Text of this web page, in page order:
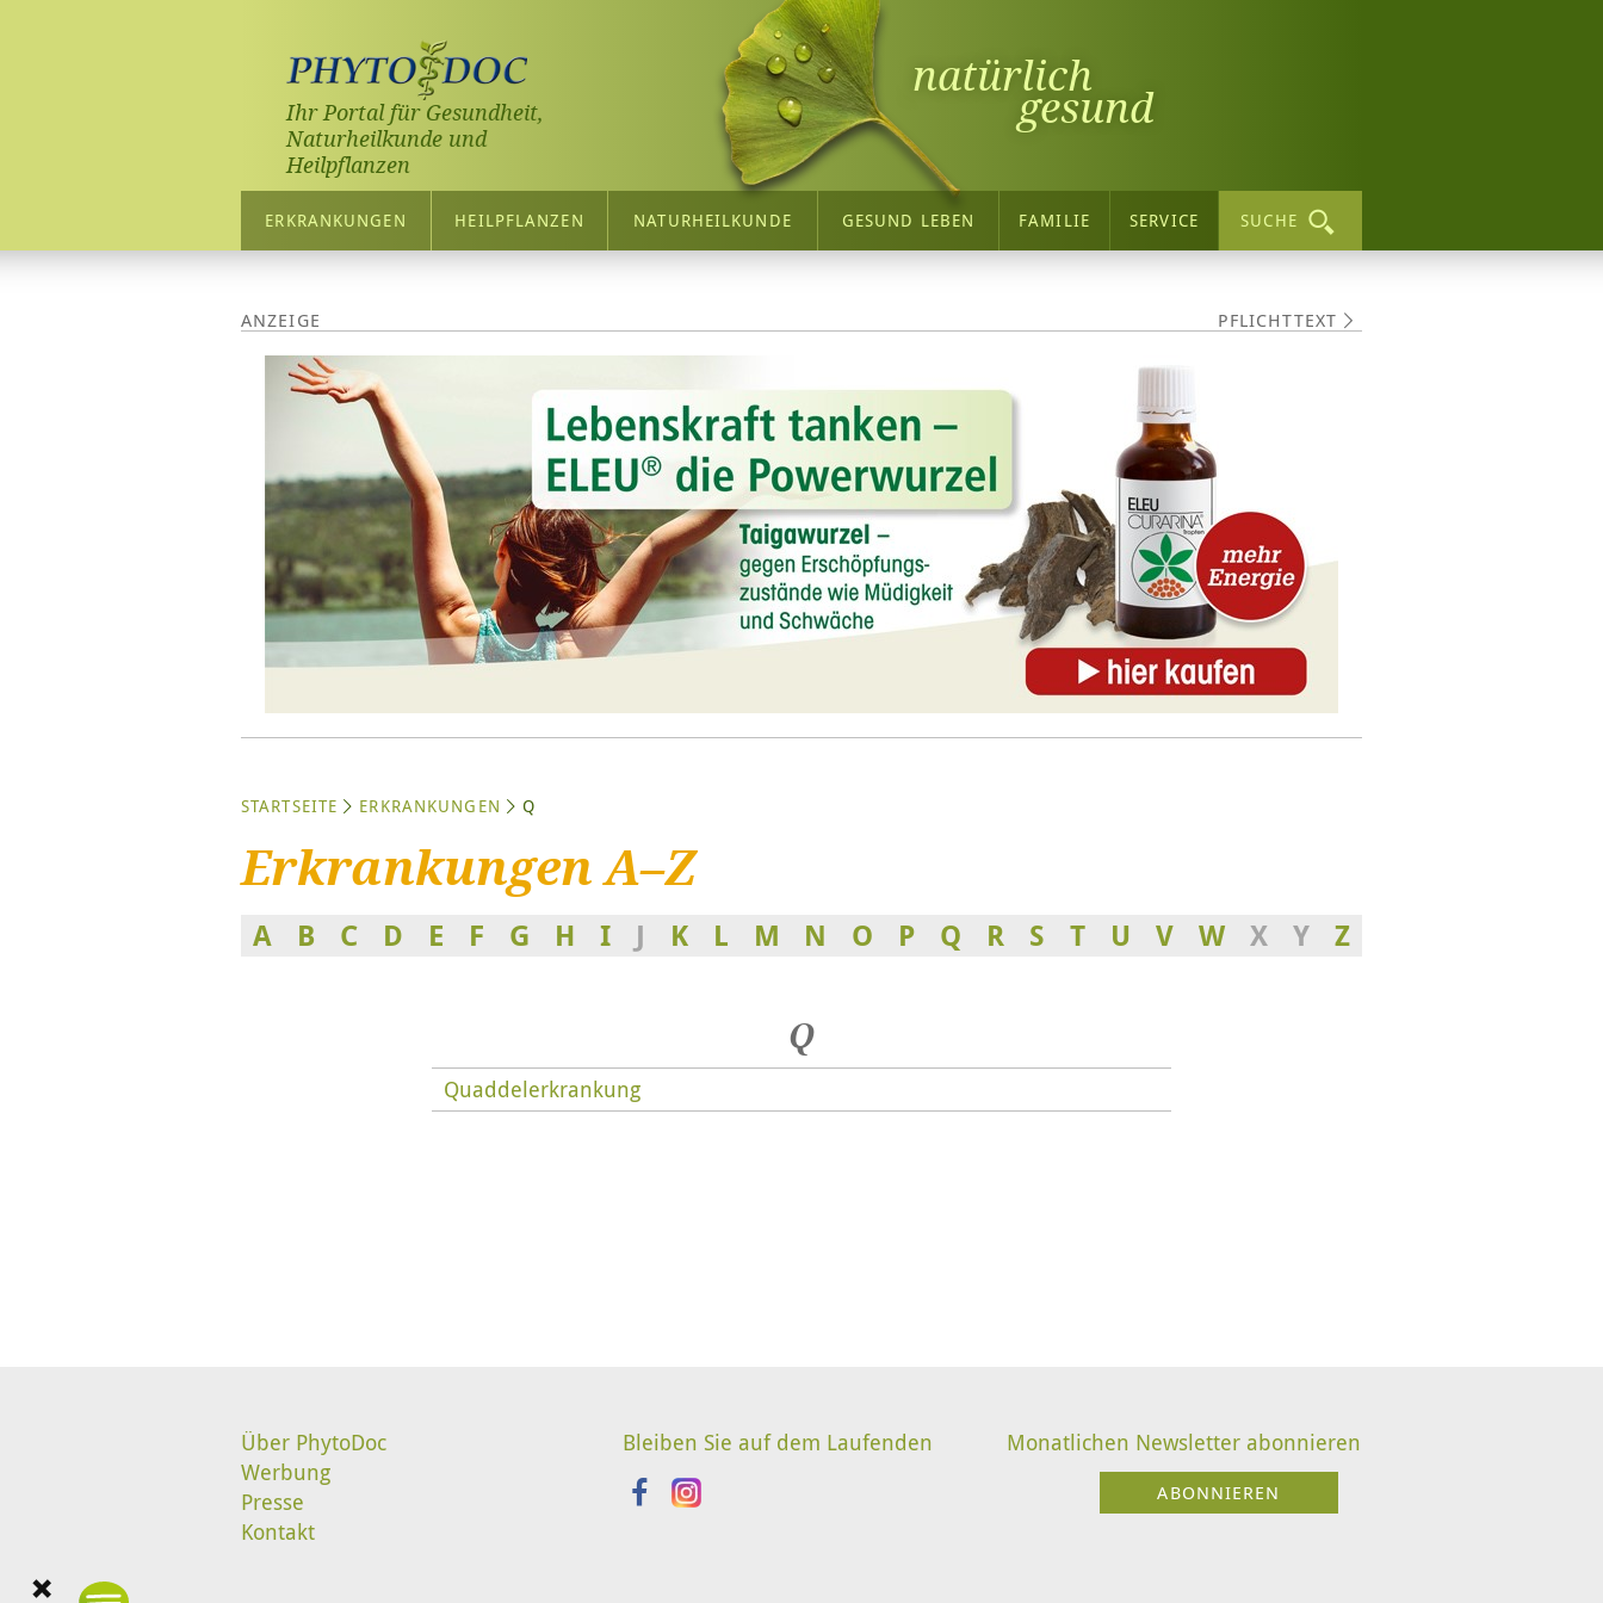
Ihr Portal für Gesundheit,
Naturheilkunde und
Heilpflanzen
natürlich
gesund
ERKRANKUNGEN HEILPFLANZEN NATURHEILKUNDE GESUND LEBEN FAMILIE SERVICE SUCHE
PFLICHTTEXT
STARTSEITE ERKRANKUNGEN Q
Erkrankungen A–Z
A B C D E F G H I J K L M N O P Q R S T U V W X Y Z
Q
Quaddelerkrankung
Über PhytoDoc
Werbung
Presse
Kontakt
Bleiben Sie auf dem Laufenden Monatlichen Newsletter abonnieren